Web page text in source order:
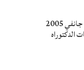
لمرسوم التنفيذي رقم 05– 15 مؤرخ في 11 جانفي 2005